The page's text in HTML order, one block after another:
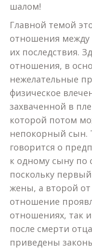
шалом!
Главной темой
отношения
их последствия.
отношения, в
нежелательные
физическое
захваченной в
которой потом
непокорный сын.
говорится о
к одному сыну по
поскольку
жены, а второй
отношение
отношениях, так
после смерти
приведены